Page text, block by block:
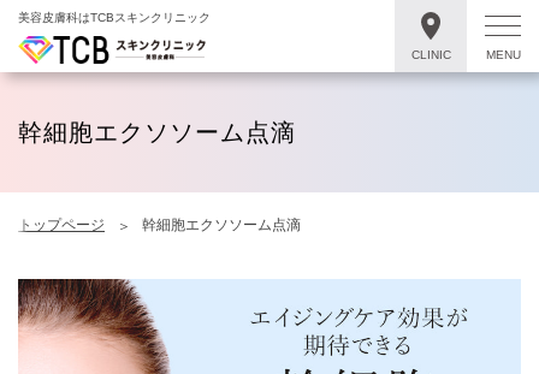
美容皮膚科はTCBスキンクリニック
幹細胞エクソソーム点滴
トップページ 幹細胞エクソソーム点滴
CLINIC MENU